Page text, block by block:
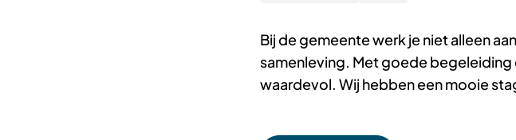
Bij de gemeente werk je niet alleen
samenleving. Met goede
waardevol. Wij hebben een mooie